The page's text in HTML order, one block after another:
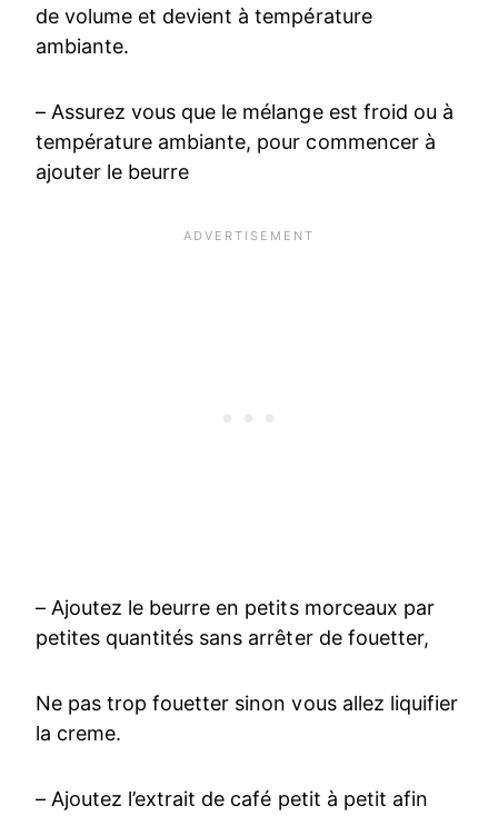
de volume et devient à température
ambiante.
– Assurez vous que le mélange est froid ou à
température ambiante, pour commencer à
ajouter le beurre
– Ajoutez le beurre en petits morceaux par
petites quantités sans arrêter de fouetter,
Ne pas trop fouetter sinon vous allez liquifier
la creme.
– Ajoutez l’extrait de café petit à petit afin